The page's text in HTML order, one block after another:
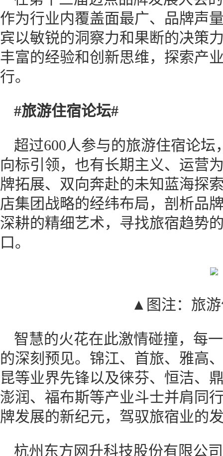
作为行业内覆盖面最广、品牌声
宾以敏锐的洞察力和果断的决策
丰富的经验和创新思维，探索产
行。
#旅游住宿论坛#
超过600人参与的旅游住宿论
向标引领，也有长期主义、运营
牌拓展、双向奔赴的未知蓝海探
店集团战略的经纬布局，剖析品
深耕的精细艺术，寻找旅宿趋势
口。
▲图注：旅
智慧的火花在此激情碰撞，每
的深刻预见。锦江、首旅、雅高
昆等业界先锋以及徕芬、恒洁、
澎润、福布斯等产业斗士并肩同
牌发展的新纪元，驾驭旅宿业的
杭州东方网升科技股份有限公